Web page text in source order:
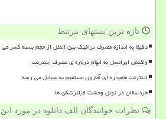
تازه ترین پستهای مرتبط
دقیقا به اندازه مصرف ترافیک بین الملل از حجم بسته کسر
واکنش ایرانسل به ابهام درباره ی مصرف اینترنت
اینترنت ماهواره ای آمازون مستقیم به موبایل می رسد
خردسالان در تونل وحشت فیلترشکن ها
نظرات خوانندگان الف دانلود در مورد